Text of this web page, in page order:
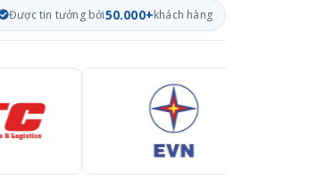
Được tin tưởng bởi50.000+khách hàng